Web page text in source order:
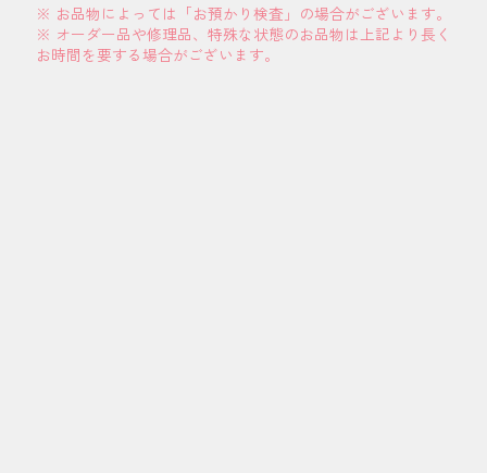
※ お品物によっては「お預かり検査」の場合がございます。
※ オーダー品や修理品、特殊な状態のお品物は上記より長く
お時間を要する場合がございます。